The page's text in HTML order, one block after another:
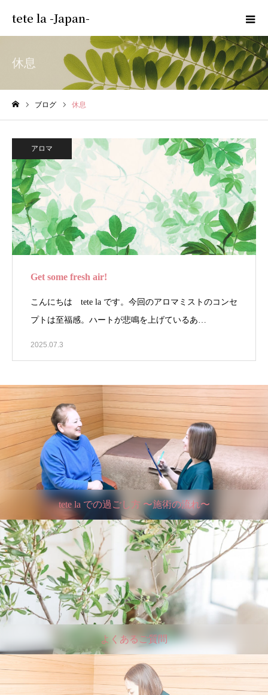
tete la -Japan-
休息
ブログ 休息
アロマ
Get some fresh air!
こんにちは tete la です。今回のアロマミストのコンセ
プトは至福感。ハートが悲鳴を上げているあ…
2025.07.3
tete la での過ごし方 〜施術の流れ〜
よくあるご質問